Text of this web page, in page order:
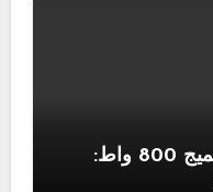
احترافية الخبز مع عجانة سميج 800 واط: